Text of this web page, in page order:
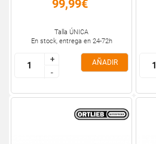
99,99€
Talla ÚNICA
En stock, entrega en 24-72h
+
-
+
-
AÑADIR